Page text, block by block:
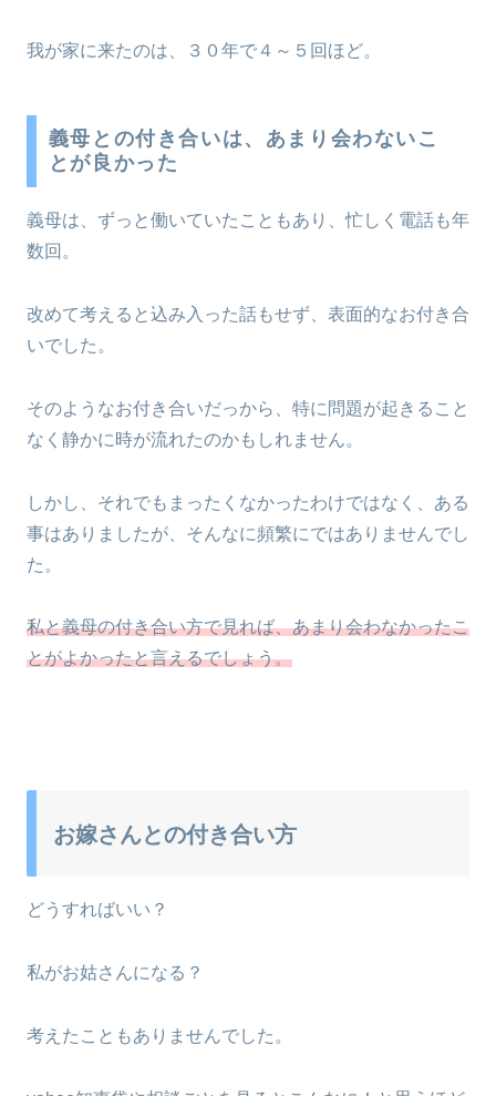
我が家に来たのは、３０年で４～５回ほど。
義母との付き合いは、あまり会わないこ
とが良かった
義母は、ずっと働いていたこともあり、忙しく電話も年
数回。
改めて考えると込み入った話もせず、表面的なお付き合
いでした。
そのようなお付き合いだっから、特に問題が起きること
なく静かに時が流れたのかもしれません。
しかし、それでもまったくなかったわけではなく、ある
事はありましたが、そんなに頻繁にではありませんでし
た。
私と義母の付き合い方で見れば、あまり会わなかったこ
とがよかったと言えるでしょう。
お嫁さんとの付き合い方
どうすればいい？
私がお姑さんになる？
考えたこともありませんでした。